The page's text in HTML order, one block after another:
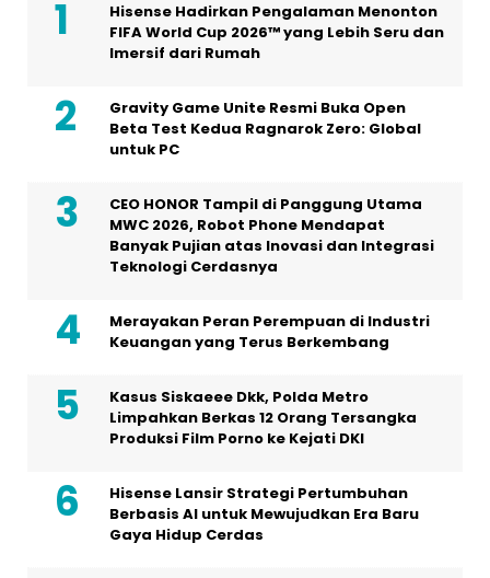
Hisense Hadirkan Pengalaman Menonton
FIFA World Cup 2026™ yang Lebih Seru dan
Imersif dari Rumah
Gravity Game Unite Resmi Buka Open
Beta Test Kedua Ragnarok Zero: Global
untuk PC
CEO HONOR Tampil di Panggung Utama
MWC 2026, Robot Phone Mendapat
Banyak Pujian atas Inovasi dan Integrasi
Teknologi Cerdasnya
Merayakan Peran Perempuan di Industri
Keuangan yang Terus Berkembang
Kasus Siskaeee Dkk, Polda Metro
Limpahkan Berkas 12 Orang Tersangka
Produksi Film Porno ke Kejati DKI
Hisense Lansir Strategi Pertumbuhan
Berbasis AI untuk Mewujudkan Era Baru
Gaya Hidup Cerdas